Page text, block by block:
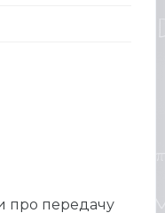
про передачу